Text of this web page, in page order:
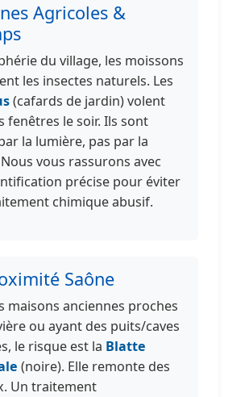
Agricoles &
du village, les moissons
les insectes naturels. Les
(cafards de jardin) volent
fenêtres le soir. Ils sont
la lumière, pas par la
vous rassurons avec
précise pour éviter
chimique abusif.
Saône
maisons anciennes proches
ou ayant des puits/caves
le risque est la Blatte
(noire). Elle remonte des
Un traitement